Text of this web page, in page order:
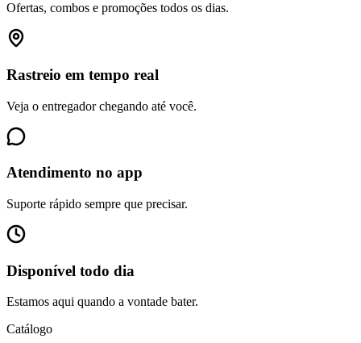
Ofertas, combos e promoções todos os dias.
Rastreio em tempo real
Veja o entregador chegando até você.
Atendimento no app
Suporte rápido sempre que precisar.
Disponível todo dia
Estamos aqui quando a vontade bater.
Catálogo